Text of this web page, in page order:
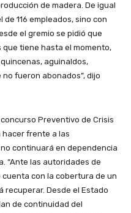
de madera. De igual
116 empleados, sino con
el gremio se pidió que
tiene hasta el momento,
aguinaldos,
fueron abonados”, dijo
Preventivo de Crisis
frente a las
continuará en dependencia
“Ante las autoridades de
con la cobertura de un
recuperar. Desde el Estado
de continuidad del